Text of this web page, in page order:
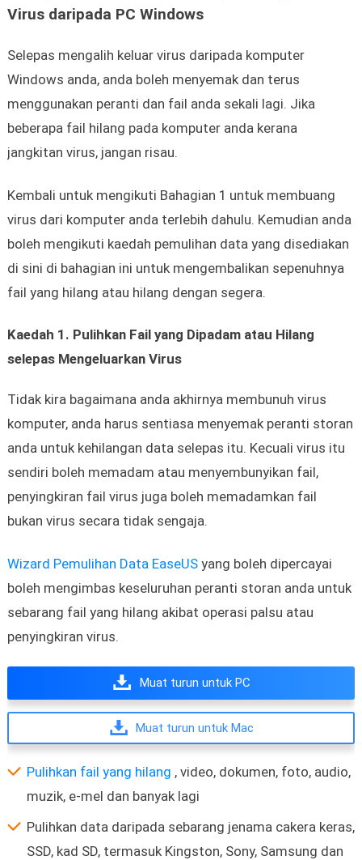
Virus daripada PC Windows
Selepas mengalih keluar virus daripada komputer
Windows anda, anda boleh menyemak dan terus
menggunakan peranti dan fail anda sekali lagi. Jika
beberapa fail hilang pada komputer anda kerana
jangkitan virus, jangan risau.
Kembali untuk mengikuti Bahagian 1 untuk membuang
virus dari komputer anda terlebih dahulu. Kemudian anda
boleh mengikuti kaedah pemulihan data yang disediakan
di sini di bahagian ini untuk mengembalikan sepenuhnya
fail yang hilang atau hilang dengan segera.
Kaedah 1. Pulihkan Fail yang Dipadam atau Hilang
selepas Mengeluarkan Virus
Tidak kira bagaimana anda akhirnya membunuh virus
komputer, anda harus sentiasa menyemak peranti storan
anda untuk kehilangan data selepas itu. Kecuali virus itu
sendiri boleh memadam atau menyembunyikan fail,
penyingkiran fail virus juga boleh memadamkan fail
bukan virus secara tidak sengaja.
Wizard Pemulihan Data EaseUSyang boleh dipercayai
boleh mengimbas keseluruhan peranti storan anda untuk
sebarang fail yang hilang akibat operasi palsu atau
penyingkiran virus.
Muat turun untuk PC
Muat turun untuk Mac
Pulihkan fail yang hilang , video, dokumen, foto, audio,
muzik, e-mel dan banyak lagi
Pulihkan data daripada sebarang jenama cakera keras,
SSD, kad SD, termasuk Kingston, Sony, Samsung dan